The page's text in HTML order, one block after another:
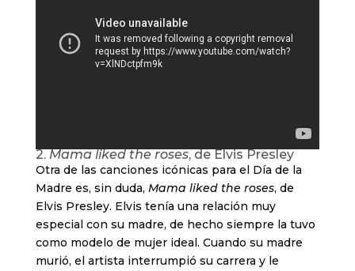
2. Mama liked the roses, de Elvis Presley
Otra de las canciones icónicas para el Día de la
Madre es, sin duda, Mama liked the roses, de
Elvis Presley. Elvis tenía una relación muy
especial con su madre, de hecho siempre la tuvo
como modelo de mujer ideal. Cuando su madre
murió, el artista interrumpió su carrera y le